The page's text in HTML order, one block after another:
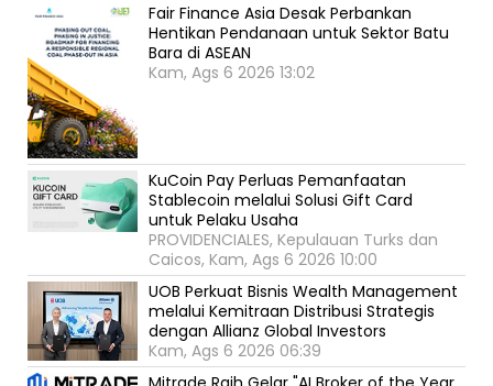
Fair Finance Asia Desak Perbankan
Hentikan Pendanaan untuk Sektor Batu
Bara di ASEAN
Kam, Ags 6 2026 13:02
KuCoin Pay Perluas Pemanfaatan
Stablecoin melalui Solusi Gift Card
untuk Pelaku Usaha
PROVIDENCIALES, Kepulauan Turks dan
Caicos, Kam, Ags 6 2026 10:00
UOB Perkuat Bisnis Wealth Management
melalui Kemitraan Distribusi Strategis
dengan Allianz Global Investors
Kam, Ags 6 2026 06:39